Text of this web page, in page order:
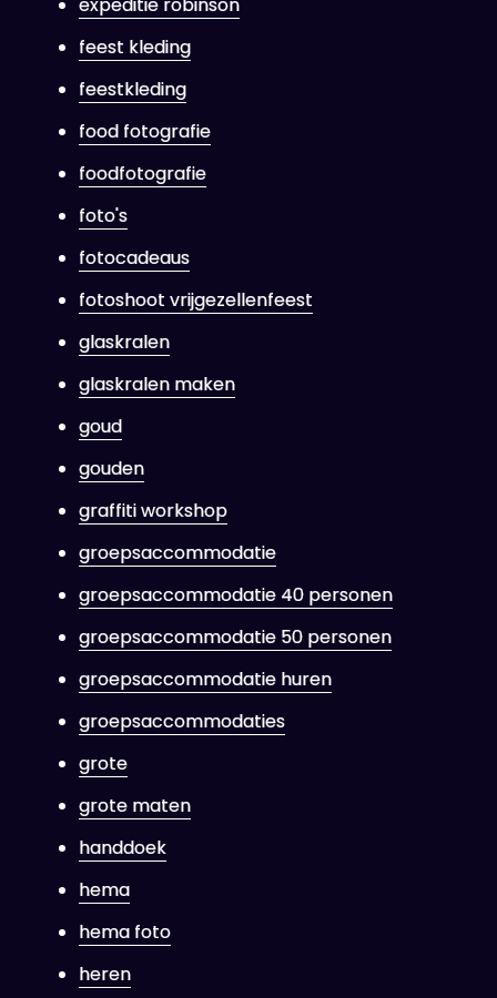
feest kleding
feestkleding
food fotografie
foodfotografie
foto's
fotocadeaus
fotoshoot vrijgezellenfeest
glaskralen
glaskralen maken
goud
gouden
graffiti workshop
groepsaccommodatie
groepsaccommodatie 40 personen
groepsaccommodatie 50 personen
groepsaccommodatie huren
groepsaccommodaties
grote
grote maten
handdoek
hema
hema foto
heren